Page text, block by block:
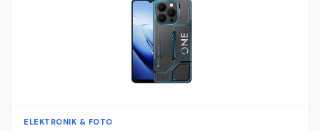
ELEKTRONIK & FOTO